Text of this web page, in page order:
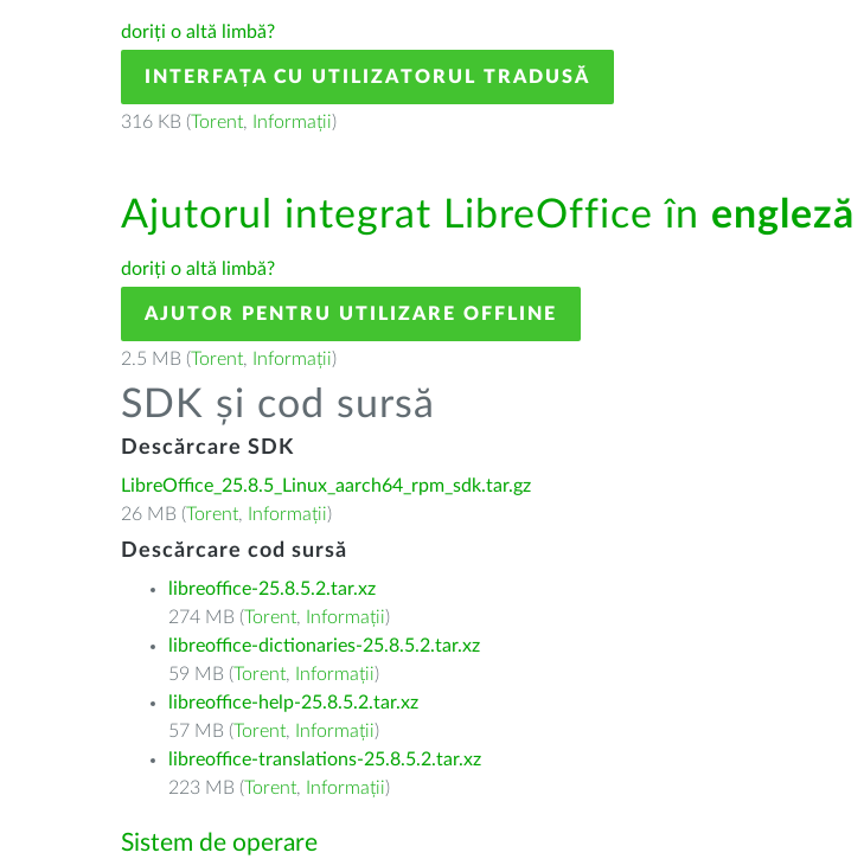
doriți o altă limbă?
INTERFAȚA CU UTILIZATORUL TRADUSĂ
316 KB (Torent, Informații)
Ajutorul integrat LibreOffice în engleză
doriți o altă limbă?
AJUTOR PENTRU UTILIZARE OFFLINE
2.5 MB (Torent, Informații)
SDK și cod sursă
Descărcare SDK
LibreOffice_25.8.5_Linux_aarch64_rpm_sdk.tar.gz
26 MB (Torent, Informații)
Descărcare cod sursă
libreoffice-25.8.5.2.tar.xz
274 MB (Torent, Informații)
libreoffice-dictionaries-25.8.5.2.tar.xz
59 MB (Torent, Informații)
libreoffice-help-25.8.5.2.tar.xz
57 MB (Torent, Informații)
libreoffice-translations-25.8.5.2.tar.xz
223 MB (Torent, Informații)
Sistem de operare